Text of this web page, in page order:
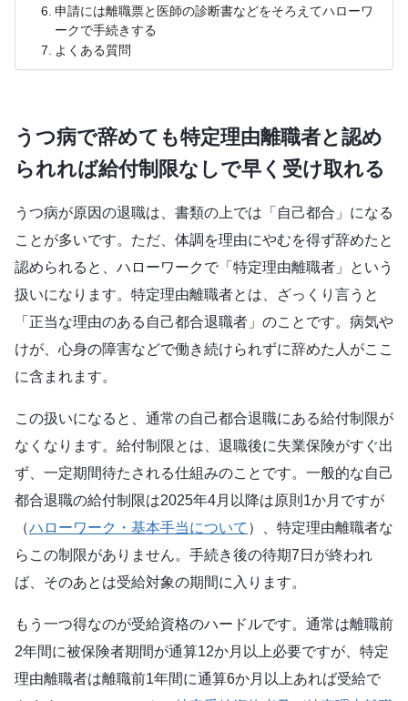
申請には離職票と医師の診断書などをそろえてハローワ
ークで手続きする
よくある質問
うつ病で辞めても特定理由離職者と認め
られれば給付制限なしで早く受け取れる
うつ病が原因の退職は、書類の上では「自己都合」になる
ことが多いです。ただ、体調を理由にやむを得ず辞めたと
認められると、ハローワークで「特定理由離職者」という
扱いになります。特定理由離職者とは、ざっくり言うと
「正当な理由のある自己都合退職者」のことです。病気や
けが、心身の障害などで働き続けられずに辞めた人がここ
に含まれます。
この扱いになると、通常の自己都合退職にある給付制限が
なくなります。給付制限とは、退職後に失業保険がすぐ出
ず、一定期間待たされる仕組みのことです。一般的な自己
都合退職の給付制限は2025年4月以降は原則1か月ですが
（ハローワーク・基本手当について ）、特定理由離職者な
らこの制限がありません。手続き後の待期7日が終われ
ば、そのあとは受給対象の期間に入ります。
もう一つ得なのが受給資格のハードルです。通常は離職前
2年間に被保険者期間が通算12か月以上必要ですが、特定
理由離職者は離職前1年間に通算6か月以上あれば受給で